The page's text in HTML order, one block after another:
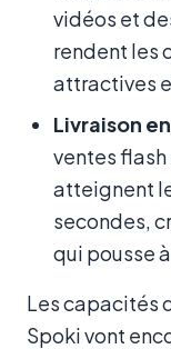
vidéos et
rendent les
attractives
Livraison
ventes
atteignent
secondes,
qui pousse
Les capacités
Spoki vont